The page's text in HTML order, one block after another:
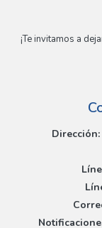
¡Te invitamos a
Dirección: